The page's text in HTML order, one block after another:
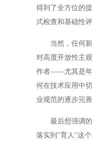
得到了全方位的
式检查和基础性评
当然，任何新
对高度开放性主
作者——尤其是年
何在技术应用中
业规范的逐步完
最后想强调的
落实到"育人"这